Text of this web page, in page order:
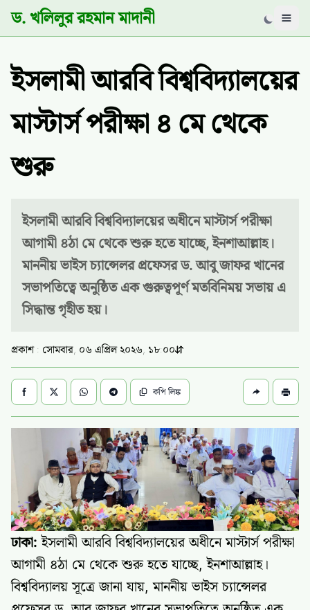
ড. খলিলুর রহমান মাদানী
ইসলামী আরবি বিশ্ববিদ্যালয়ের
মাস্টার্স পরীক্ষা ৪ মে থেকে
শুরু
ইসলামী আরবি বিশ্ববিদ্যালয়ের অধীনে মাস্টার্স পরীক্ষা
আগামী ৪ঠা মে থেকে শুরু হতে যাচ্ছে, ইনশাআল্লাহ।
মাননীয় ভাইস চ্যান্সেলর প্রফেসর ড. আবু জাফর খানের
সভাপতিত্বে অনুষ্ঠিত এক গুরুত্বপূর্ণ মতবিনিময় সভায় এ
সিদ্ধান্ত গৃহীত হয়।
প্রকাশ : সোমবার, ০৬ এপ্রিল ২০২৬, ১৮:০০
কপি লিঙ্ক
ঢাকা: ইসলামী আরবি বিশ্ববিদ্যালয়ের অধীনে মাস্টার্স পরীক্ষা
আগামী ৪ঠা মে থেকে শুরু হতে যাচ্ছে, ইনশাআল্লাহ।
বিশ্ববিদ্যালয় সূত্রে জানা যায়, মাননীয় ভাইস চ্যান্সেলর